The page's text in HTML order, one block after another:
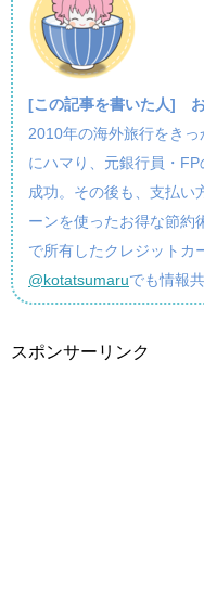
[この記事を書いた人]
2010年の海外旅行をき
にハマり、元銀行員・
成功。その後も、支払い
ーンを使ったお得な節約
で所有したクレジットカ
@kotatsumaruでも情報共
スポンサーリンク